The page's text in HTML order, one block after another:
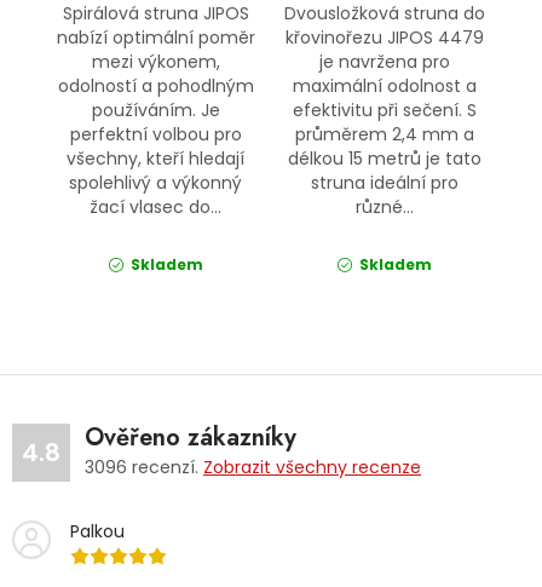
Spirálová struna JIPOS
nabízí optimální poměr
mezi výkonem,
odolností a pohodlným
používáním. Je
perfektní volbou pro
všechny, kteří hledají
spolehlivý a výkonný
žací vlasec do...
Skladem
Dvousložková struna do
křovinořezu JIPOS 4479
je navržena pro
maximální odolnost a
efektivitu při sečení. S
průměrem 2,4 mm a
délkou 15 metrů je tato
struna ideální pro
různé...
Skladem
4.8 Ověřeno zákazníky
3096 recenzí. Zobrazit všechny recenze
Palkou